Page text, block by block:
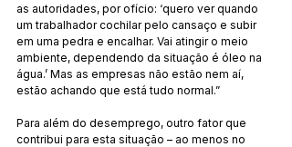
as autoridades, por ofício: ‘quero ver quando
um trabalhador cochilar pelo cansaço e subir
em uma pedra e encalhar. Vai atingir o meio
ambiente, dependendo da situação é óleo na
água.’ Mas as empresas não estão nem aí,
estão achando que está tudo normal.”
Para além do desemprego, outro fator que
contribui para esta situação – ao menos no